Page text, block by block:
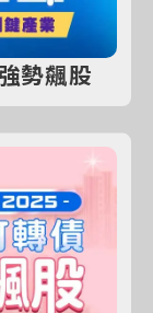
勢飆股